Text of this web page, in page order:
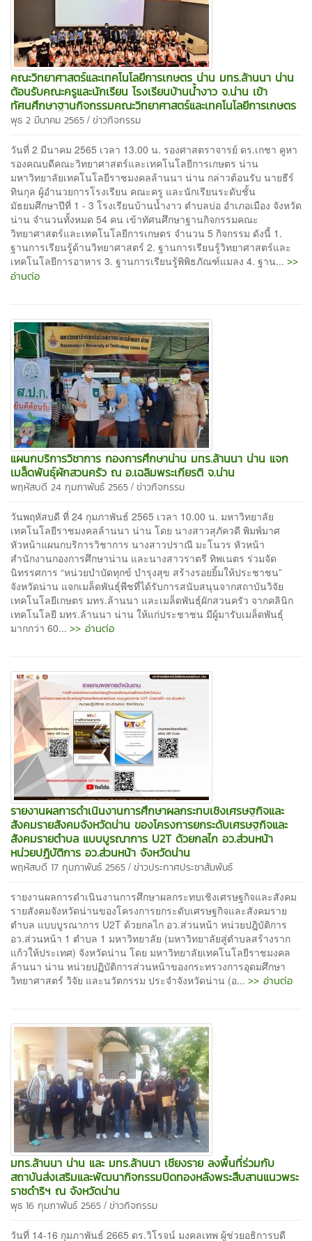
คณะวิทยาศาสตร์และเทคโนโลยีการเกษตร น่าน มทร.ล้านนา น่าน
ต้อนรับคณะครูและนักเรียน โรงเรียนบ้านน้ำงาว จ.น่าน เข้า
ทัศนศึกษาฐานกิจกรรมคณะวิทยาศาสตร์และเทคโนโลยีการเกษตร
พุธ 2 มีนาคม 2565 / ข่าวกิจกรรม
วันที่ 2 มีนาคม 2565 เวลา 13.00 น. รองศาสตราจารย์ ดร.เกชา คูหา
รองคณบดีคณะวิทยาศาสตร์และเทคโนโลยีการเกษตร น่าน
มหาวิทยาลัยเทคโนโลยีราชมงคลล้านนา น่าน กล่าวต้อนรับ นายธีร์
ทินกุล ผู้อำนวยการโรงเรียน คณะครู และนักเรียนระดับชั้น
มัธยมศึกษาปีที่ 1 - 3 โรงเรียนบ้านน้ำงาว ตำบลบ่อ อำเภอเมือง จังหวัด
น่าน จำนวนทั้งหมด 54 คน เข้าทัศนศึกษาฐานกิจกรรมคณะ
วิทยาศาสตร์และเทคโนโลยีการเกษตร จำนวน 5 กิจกรรม ดังนี้ 1.
ฐานการเรียนรู้ด้านวิทยาศาสตร์ 2. ฐานการเรียนรู้วิทยาศาสตร์และ
เทคโนโลยีการอาหาร 3. ฐานการเรียนรู้พิพิธภัณฑ์แมลง 4. ฐาน... >>
อ่านต่อ
แผนกบริการวิชาการ กองการศึกษาน่าน มทร.ล้านนา น่าน แจก
เมล็ดพันธุ์ผักสวนครัว ณ อ.เฉลิมพระเกียรติ จ.น่าน
พฤหัสบดี 24 กุมภาพันธ์ 2565 / ข่าวกิจกรรม
วันพฤหัสบดี ที่ 24 กุมภาพันธ์ 2565 เวลา 10.00 น. มหาวิทยาลัย
เทคโนโลยีราชมงคลล้านนา น่าน โดย นางสาวสุภัควดี พิมพ์มาศ
หัวหน้าแผนกบริการวิชาการ นางสาวปราณี มะโนวร หัวหน้า
สำนักงานกองการศึกษาน่าน และนางสาวราตรี ทิพเนตร ร่วมจัด
นิทรรศการ “หน่วยบำบัดทุกข์ บำรุงสุข สร้างรอยยิ้มให้ประชาชน”
จังหวัดน่าน แจกเมล็ดพันธ์ุพืชที่ได้รับการสนับสนุนจากสถาบันวิจัย
เทคโนโลยีเกษตร มทร.ล้านนา และเมล็ดพันธุ์ผักสวนครัว จากคลินิก
เทคโนโลยี มทร.ล้านนา น่าน ให้แก่ประชาชน มีผู้มารับเมล็ดพันธุ์
มากกว่า 60... >> อ่านต่อ
รายงานผลการดำเนินงานการศึกษาผลกระทบเชิงเศรษฐกิจและ
สังคมรายสังคมจังหวัดน่าน ของโครงการยกระดับเศรษฐกิจและ
สังคมรายตำบล แบบบูรณาการ U2T ด้วยกลไก อว.ส่วนหน้า
หน่วยปฎิบัติการ อว.ส่วนหน้า จังหวัดน่าน
พฤหัสบดี 17 กุมภาพันธ์ 2565 / ข่าวประกาศประชาสัมพันธ์
รายงานผลการดำเนินงานการศึกษาผลกระทบเชิงเศรษฐกิจและสังคม
รายสังคมจังหวัดน่านของโครงการยกระดับเศรษฐกิจและสังคมราย
ตำบล แบบบูรณาการ U2T ด้วยกลไก อว.ส่วนหน้า หน่วยปฎิบัติการ
อว.ส่วนหน้า 1 ตำบล 1 มหาวิทยาลัย (มหาวิทยาลัยสู่ตำบลสร้างราก
แก้วให้ประเทศ) จังหวัดน่าน โดย มหาวิทยาลัยเทคโนโลยีราชมงคล
ล้านนา น่าน หน่วยปฏิบัติการส่วนหน้าของกระทรวงการอุดมศึกษา
วิทยาศาสตร์ วิจัย และนวัตกรรม ประจำจังหวัดน่าน (อ... >> อ่านต่อ
มทร.ล้านนา น่าน และ มทร.ล้านนา เชียงราย ลงพื้นที่ร่วมกับ
สถาบันส่งเสริมและพัฒนากิจกรรมปิดทองหลังพระสืบสานแนวพระ
ราชดำริฯ ณ จังหวัดน่าน
พุธ 16 กุมภาพันธ์ 2565 / ข่าวกิจกรรม
วันที่ 14-16 กุมภาพันธ์ 2665 ดร.วิโรจน์ มงคลเทพ ผู้ช่วยอธิการบดี